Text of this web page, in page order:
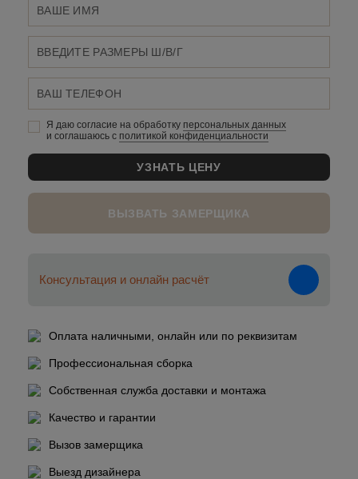
Я даю согласие на обработку персональных данныx
и соглашаюсь c политикой конфиденциальности
ВЫЗВАТЬ ЗАМЕРЩИКА
Консультация и онлайн расчёт
Оплата наличными, онлайн или по реквизитам
Профессиональная сборка
Собственная служба доставки и монтажа
Качество и гарантии
Вызов замерщика
Выезд дизайнера